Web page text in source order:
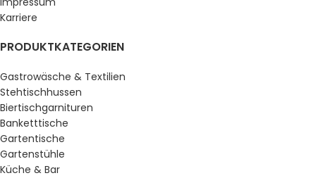
Karriere
PRODUKTKATEGORIEN
Gastrowäsche & Textilien
Stehtischhussen
Biertischgarnituren
Banketttische
Gartentische
Gartenstühle
Küche & Bar